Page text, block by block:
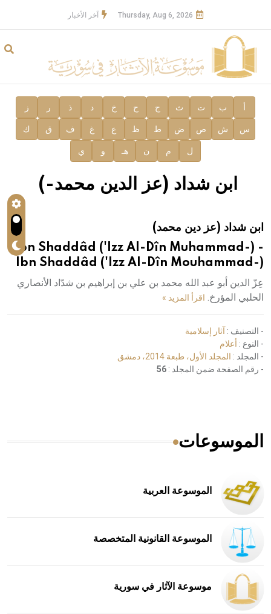
Thursday, Aug 6, 2026 آخر الأخبار
أ ب ت ث ج ح خ د ذ ر ز
س ش ص ض ط ظ ع غ ف ق ك
ل م ن هـ و ي
ابن شداد (عز الدين محمد-)
ابن شداد (عز دين محمد)
Ibn Shaddâd ('Izz Al-Dîn Muhammad-) -
Ibn Shaddâd ('Izz Al-Dîn Mouhammad-)
عِزّ الدين أبو عبد الله محمد بن علي بن إبراهيم بن شدّاد الأنصاري
الحلبي المؤرخ. اقرأ المزيد »
- التصنيف : آثار إسلامية
- النوع : أعلام
- المجلد : المجلد الأول، طبعة 2014، دمشق
- رقم الصفحة ضمن المجلد : 56
الموسوعات
الموسوعة العربية
الموسوعة القانونية المتخصصة
موسوعة الآثار في سورية